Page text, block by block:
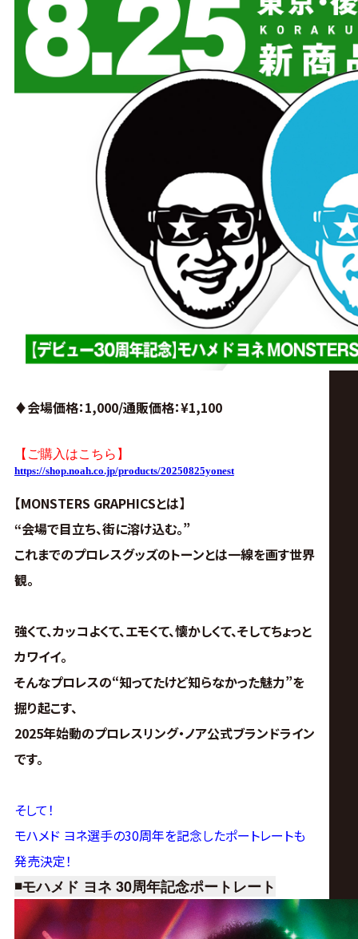
♦︎会場価格：1,000/通販価格：¥1,100
【ご購入はこちら】
https://shop.noah.co.jp/products/20250825yonest
【MONSTERS GRAPHICSとは】
“会場で目立ち、街に溶け込む。”
これまでのプロレスグッズのトーンとは一線を画す世界
観。
強くて、カッコよくて、エモくて、懐かしくて、そしてちょっと
カワイイ。
そんなプロレスの“知ってたけど知らなかった魅力”を
掘り起こす、
2025年始動のプロレスリング・ノア公式ブランドライン
です。
そして！
モハメド ヨネ選手の30周年を記念したポートレートも
発売決定！
◾️モハメド ヨネ 30周年記念ポートレート